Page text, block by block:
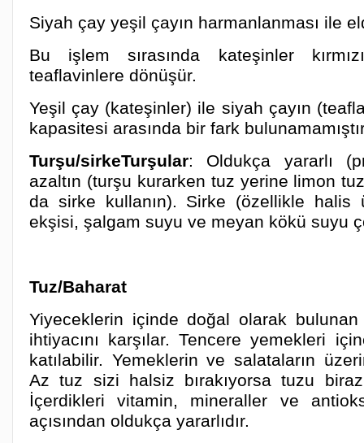
Siyah çay yeşil çayın harmanlanması ile
Bu işlem sırasında kateşinler
teaflavinlere dönüşür.
Yeşil çay (kateşinler) ile siyah çayın
kapasitesi arasında bir fark
Turşu/sirkeTurşular: Oldukça yararlı
azaltın (turşu kurarken tuz yerine limon
da sirke kullanın). Sirke (özellikle halis
ekşisi, şalgam suyu ve meyan kökü suyu
Tuz/Baharat
Yiyeceklerin içinde doğal olarak
ihtiyacını karşılar. Tencere yemekleri
katılabilir. Yemeklerin ve salataların
Az tuz sizi halsiz bırakıyorsa tuzu biraz
İçerdikleri vitamin, mineraller ve
açısından oldukça yararlıdır.